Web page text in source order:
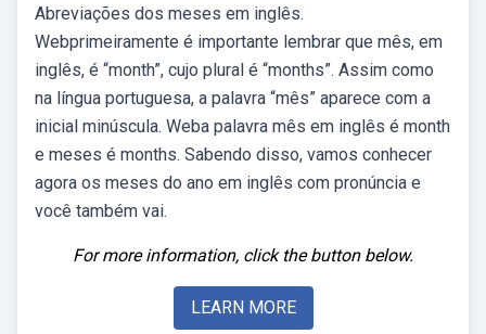
Abreviações dos meses em inglês.
Webprimeiramente é importante lembrar que mês, em
inglês, é “month”, cujo plural é “months”. Assim como
na língua portuguesa, a palavra “mês” aparece com a
inicial minúscula. Weba palavra mês em inglês é month
e meses é months. Sabendo disso, vamos conhecer
agora os meses do ano em inglês com pronúncia e
você também vai.
For more information, click the button below.
LEARN MORE